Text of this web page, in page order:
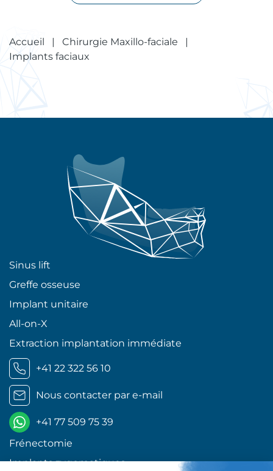
Accueil | Chirurgie Maxillo-faciale
|
Implants faciaux
Sinus lift
Greffe osseuse
Implant unitaire
All-on-X
Extraction implantation immédiate
+41 22 322 56 10
Nous contacter par e-mail
+41 77 509 75 39
Frénectomie
Implants zygomatiques